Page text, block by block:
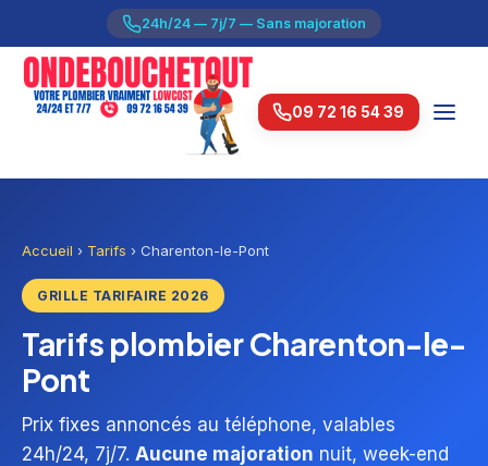
24h/24 — 7j/7 — Sans majoration
09 72 16 54 39
Accueil › Tarifs › Charenton-le-Pont
GRILLE TARIFAIRE 2026
Tarifs plombier Charenton-le-
Pont
Prix fixes annoncés au téléphone, valables
24h/24, 7j/7. Aucune majoration nuit, week-end